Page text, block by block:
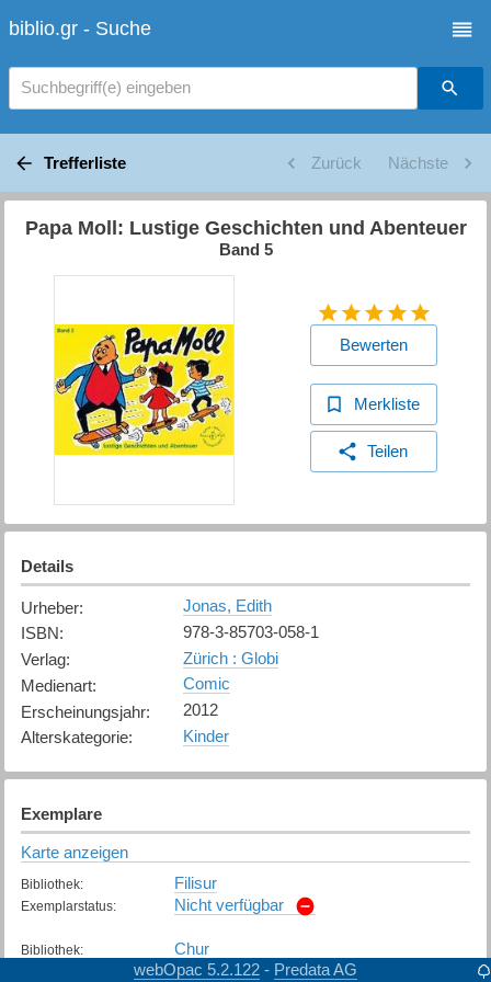
biblio.gr - Suche
Suchbegriff(e) eingeben
Trefferliste Zurück Nächste
Papa Moll: Lustige Geschichten und Abenteuer
Band 5
Bewerten
Merkliste
Teilen
Details
Urheber:
Jonas, Edith
ISBN:
978-3-85703-058-1
Verlag:
Zürich : Globi
Medienart:
Comic
Erscheinungsjahr:
2012
Alterskategorie: Kinder
Exemplare
Karte anzeigen
Bibliothek: Filisur
Exemplarstatus: Nicht verfügbar
Bibliothek: Chur
Nicht verfügbar
webOpac 5.2.122 - Predata AG